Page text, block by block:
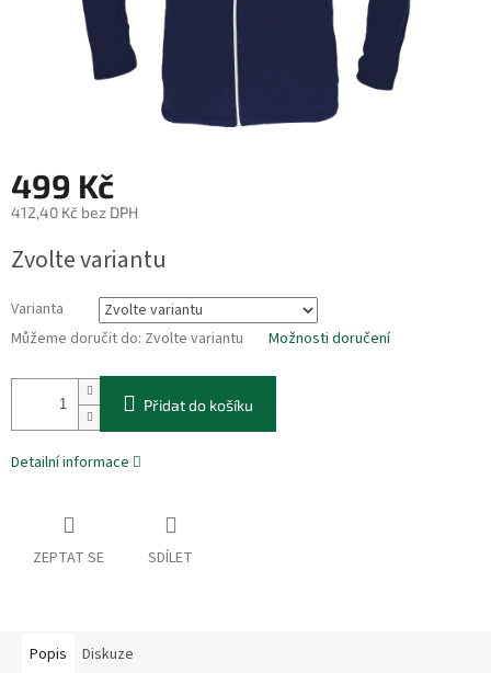
499 Kč
412,40 Kč bez DPH
cena:
Zvolte variantu
Varianta
Můžeme doručit do: Zvolte variantu Možnosti doručení
Přidat do košíku
Detailní informace
ZEPTAT SE SDÍLET
Popis Diskuze